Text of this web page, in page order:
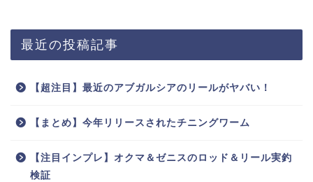
最近の投稿記事
【超注目】最近のアブガルシアのリールがヤバい！
【まとめ】今年リリースされたチニングワーム
【注目インプレ】オクマ＆ゼニスのロッド＆リール実釣
検証